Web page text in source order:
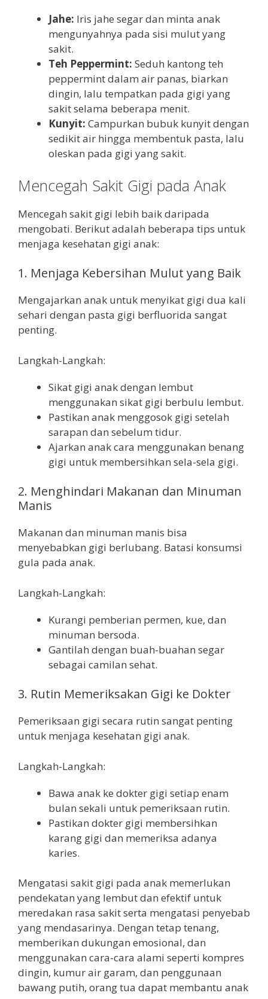
Jahe: Iris jahe segar dan minta anak
mengunyahnya pada sisi mulut yang
sakit.
Teh Peppermint: Seduh kantong teh
peppermint dalam air panas, biarkan
dingin, lalu tempatkan pada gigi yang
sakit selama beberapa menit.
Kunyit: Campurkan bubuk kunyit dengan
sedikit air hingga membentuk pasta, lalu
oleskan pada gigi yang sakit.
Mencegah Sakit Gigi pada Anak
Mencegah sakit gigi lebih baik daripada
mengobati. Berikut adalah beberapa tips untuk
menjaga kesehatan gigi anak:
1. Menjaga Kebersihan Mulut yang Baik
Mengajarkan anak untuk menyikat gigi dua kali
sehari dengan pasta gigi berfluorida sangat
penting.
Langkah-Langkah:
Sikat gigi anak dengan lembut
menggunakan sikat gigi berbulu lembut.
Pastikan anak menggosok gigi setelah
sarapan dan sebelum tidur.
Ajarkan anak cara menggunakan benang
gigi untuk membersihkan sela-sela gigi.
2. Menghindari Makanan dan Minuman
Manis
Makanan dan minuman manis bisa
menyebabkan gigi berlubang. Batasi konsumsi
gula pada anak.
Langkah-Langkah:
Kurangi pemberian permen, kue, dan
minuman bersoda.
Gantilah dengan buah-buahan segar
sebagai camilan sehat.
3. Rutin Memeriksakan Gigi ke Dokter
Pemeriksaan gigi secara rutin sangat penting
untuk menjaga kesehatan gigi anak.
Langkah-Langkah:
Bawa anak ke dokter gigi setiap enam
bulan sekali untuk pemeriksaan rutin.
Pastikan dokter gigi membersihkan
karang gigi dan memeriksa adanya
karies.
Mengatasi sakit gigi pada anak memerlukan
pendekatan yang lembut dan efektif untuk
meredakan rasa sakit serta mengatasi penyebab
yang mendasarinya. Dengan tetap tenang,
memberikan dukungan emosional, dan
menggunakan cara-cara alami seperti kompres
dingin, kumur air garam, dan penggunaan
bawang putih, orang tua dapat membantu anak